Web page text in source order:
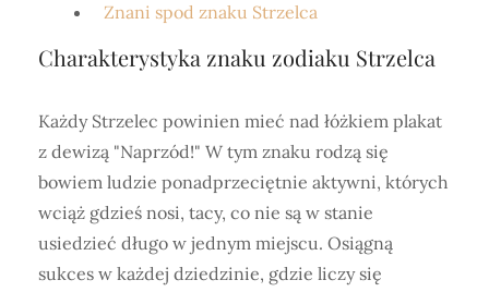
Znani spod znaku Strzelca
Charakterystyka znaku zodiaku Strzelca
Każdy Strzelec powinien mieć nad łóżkiem plakat
z dewizą "Naprzód!" W tym znaku rodzą się
bowiem ludzie ponadprzeciętnie aktywni, których
wciąż gdzieś nosi, tacy, co nie są w stanie
usiedzieć długo w jednym miejscu. Osiągną
sukces w każdej dziedzinie, gdzie liczy się